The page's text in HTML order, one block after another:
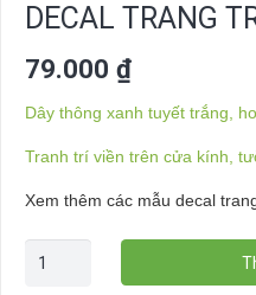
DECAL TRANG
79.000 ₫
Dây thông xanh tuyết trắng,
Tranh trí viền trên cửa kính,
Xem thêm các mẫu decal
Decal